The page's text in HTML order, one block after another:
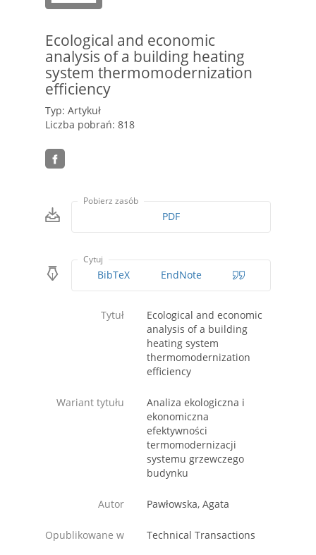
Ecological and economic
analysis of a building heating
system thermomodernization
efficiency
Typ: Artykuł
Liczba pobrań: 818
Pobierz zasób
PDF
Cytuj
BibTeX EndNote
Tytuł
Ecological and economic
analysis of a building
heating system
thermomodernization
efficiency
Wariant tytułu
Analiza ekologiczna i
ekonomiczna
efektywności
termomodernizacji
systemu grzewczego
budynku
Autor Pawłowska, Agata
Opublikowane w Technical Transactions